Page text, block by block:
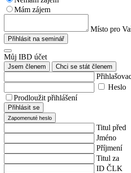
Mám zájem
Místo pro
Přihlásit na seminář
Můj IBD účet
Jsem členem Chci se stát členem
Heslo
Prodloužit přihlášení
Přihlásit se
Zapomenuté heslo
Titul před
Jméno
Příjmení
Titul za
ID ČLK